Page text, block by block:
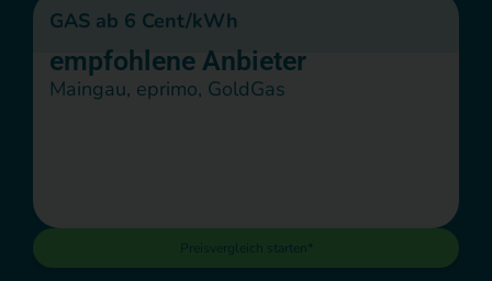
GAS ab 6 Cent/kWh
empfohlene Anbieter
Maingau, eprimo, GoldGas